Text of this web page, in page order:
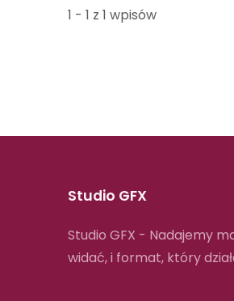
1 - 1 z 1 wpisów
Studio GFX
Studio GFX - Nadajemy
widać, i format, który